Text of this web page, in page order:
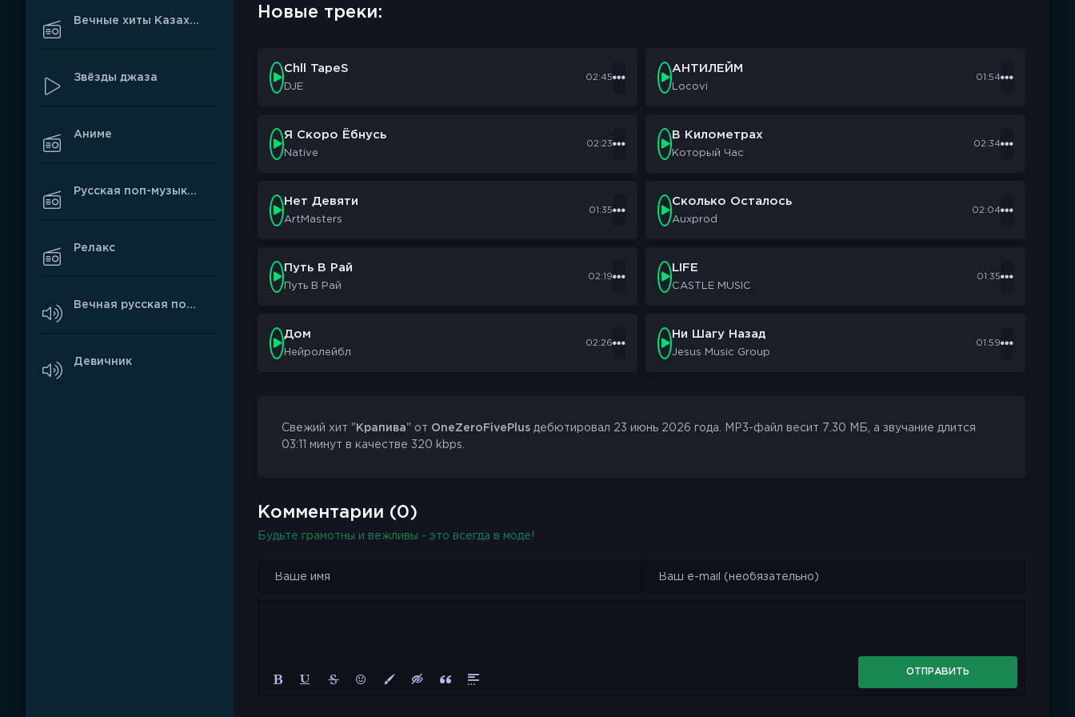
Новые треки:
Chll TapeS
DJE
02:45
АНТИЛЕЙМ
Locovi
01:54
Я Скоро Ёбнусь
Native
02:23
В Километрах
Который Час
02:34
Нет Девяти
ArtMasters
01:35
Сколько Осталось
Auxprod
02:04
Путь В Рай
Путь В Рай
02:19
LIFE
CASTLE MUSIC
01:35
Дом
Нейролейбл
02:26
Ни Шагу Назад
Jesus Music Group
01:59
Свежий хит " Крапива" от OneZeroFivePlus дебютировал 23 июнь 2026 года. MP3-файл весит 7.30 МБ, а звучание длится
03:11 минут в качестве 320 kbps.
Комментарии (0)
Будьте грамотны и вежливы - это всегда в моде!
ОТПРАВИТЬ
Вечные хиты Казахстана
Звёзды джаза
Аниме
Русская поп-музыка про любовь
Релакс
Вечная русская поп-музыка
Девичник